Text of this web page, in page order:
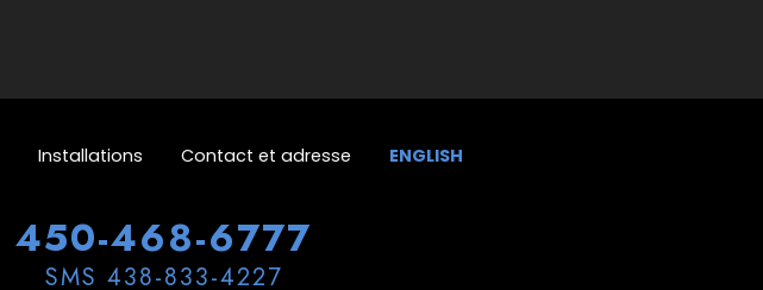
Installations Contact et adresse ENGLISH
450-468-6777
SMS 438-833-4227